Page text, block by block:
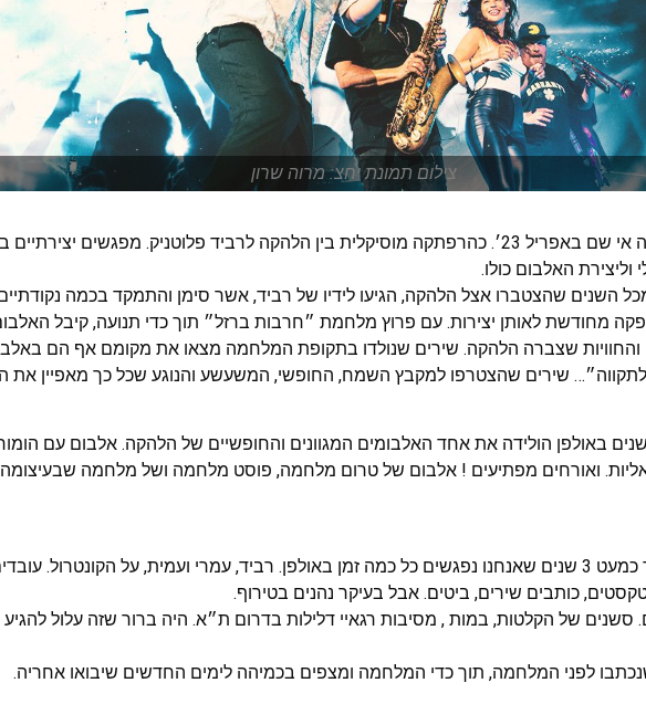
צילום תמונת יחצ: מרוה שרון
העבודה על האלבום החלה אי שם באפריל 23׳. כהרפתקה מוסיקלית בין הלהקה לרביד פלוטניק. מפגשים
האלבום כולו.
השנים שהצטברו אצל הלהקה, הגיעו לידיו של רביד, אשר סימן והתמקד בכמה
מחודשת לאותן יצירות. עם פרוץ מלחמת ״חרבות ברזל״ תוך כדי תנועה, קיבל
שצברה הלהקה. שירים שנולדו בתקופת המלחמה מצאו את מקומם אף הם
שירים שהצטרפו למקבץ השמח, החופשי, המשעשע והנוגע שכל כך מאפיין את
והנה, עבודה של כמעט 3 שנים באולפן הולידה את אחד האלבומים המגוונים והחופשיים של הלהקה. אלבום עם
ואורחים מפתיעים ! אלבום של טרום מלחמה, פוסט מלחמה ושל מלחמה
על העבודה עם רביד: כבר כמעט 3 שנים שאנחנו נפגשים כל כמה זמן באולפן. רביד, עמרי ועמית, על הקונטרול.
כותבים שירים, ביטים. אבל בעיקר נהנים בטירוף.
סשנים של הקלטות, במות , מסיבות רגאיי דלילות בדרום ת״א. היה ברור שזה עלול
לפני המלחמה, תוך כדי המלחמה ומצפים בכמיהה לימים החדשים שיבואו אחריה.